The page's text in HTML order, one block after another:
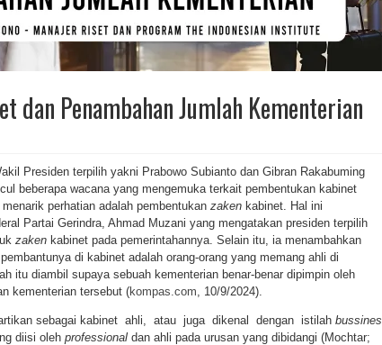
dan Penambahan Jumlah Kementerian
Presiden terpilih yakni Prabowo Subianto dan Gibran Rakabuming
beberapa wacana yang mengemuka terkait pembentukan kabinet
perhatian adalah pembentukan zakenkabinet. Hal ini
Partai Gerindra, Ahmad Muzani yang mengatakan presiden terpilih
zakenkabinet pada pemerintahannya. Selain itu, ia menambahkan
di kabinet adalah orang-orang yang memang ahli di
itu diambil supaya sebuah kementerian benar-benar dipimpin oleh
kementerian tersebut (kompas.com, 10/9/2024).
sebagai kabinet ahli, atau juga dikenal dengan istilah bussines
diisi oleh professional dan ahli pada urusan yang dibidangi (Mochtar;